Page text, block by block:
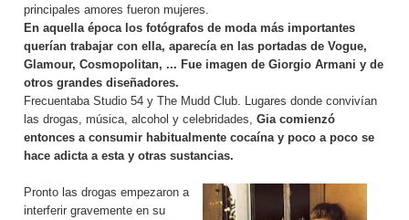
principales amores fueron mujeres.
En aquella época los fotógrafos de moda más importantes
querían trabajar con ella, aparecía en las portadas de Vogue,
Glamour, Cosmopolitan, ... Fue imagen de Giorgio Armani y de
otros grandes diseñadores.
Frecuentaba Studio 54 y The Mudd Club. Lugares donde convivían
las drogas, música, alcohol y celebridades, Gia comienzó
entonces a consumir habitualmente cocaína y poco a poco se
hace adicta a esta y otras sustancias.
Pronto las drogas empezaron a
interferir gravemente en su